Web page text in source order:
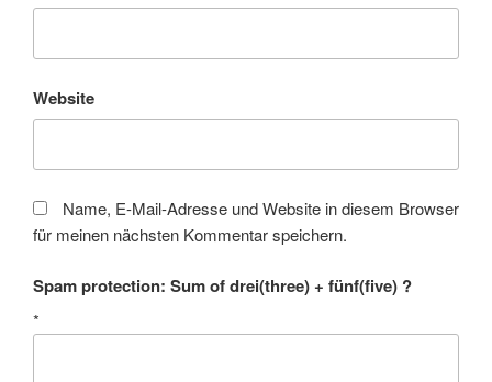
Website
Name, E-Mail-Adresse und Website in diesem Browser
für meinen nächsten Kommentar speichern.
Spam protection: Sum of drei(three) + fünf(five) ?
*